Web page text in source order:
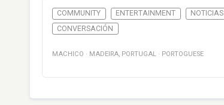
COMMUNITY ENTERTAINMENT
NOTICIAS
CONVERSACIÓN
MACHICO · MADEIRA, PORTUGAL · PORTOGUESE